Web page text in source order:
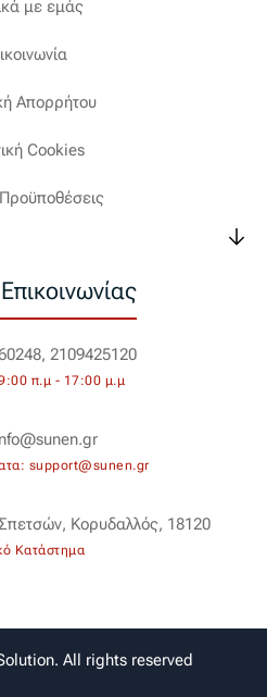
με εμάς
Απορρήτου
Cookies
2109425120
π.μ - 17:00 μ.μ
support@sunen.gr
Κορυδαλλός, 18120
Κατάστημα
All rights reserved